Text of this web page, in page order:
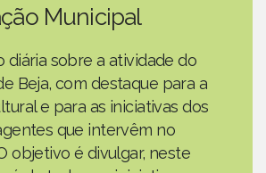
Municipal
diária sobre a atividade do
Beja, com destaque para a
e para as iniciativas dos
que intervêm no
objetivo é divulgar, neste